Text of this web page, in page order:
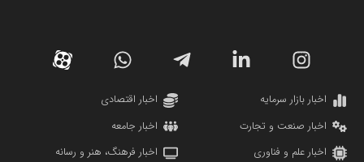
دانشگاه سئوی ایران
مریم حاج نوروز نظری
اخبار بازار سرمایه
اخبار اقتصادی
اخبار صنعت و تجارت
اخبار جامعه
اخبار علم و فناوری
اخبار فرهنگ، هنر و رسانه